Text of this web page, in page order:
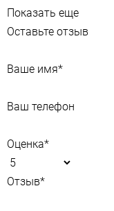
Показать еще
Оставьте отзыв
Ваше имя*
Ваш телефон
Оценка*
Отзыв*